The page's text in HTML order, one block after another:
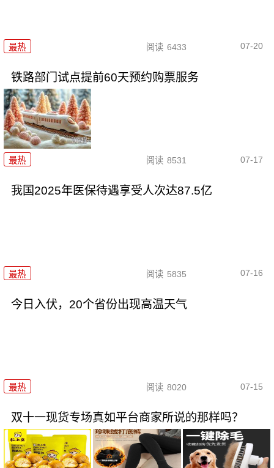
最热 阅读 6433 07-20
铁路部门试点提前60天预约购票服务
最热 阅读 8531 07-17
我国2025年医保待遇享受人次达87.5亿
最热 阅读 5835 07-16
今日入伏，20个省份出现高温天气
最热 阅读 8020 07-15
双十一现货专场真如平台商家所说的那样吗？